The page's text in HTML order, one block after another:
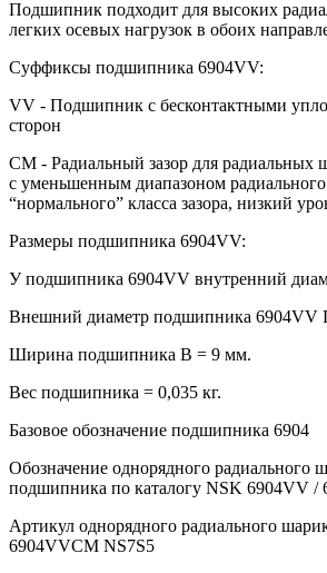
Подшипник подходит для высоких
легких осевых нагрузок в обоих
Суффиксы подшипника 6904VV:
VV - Подшипник с бесконтактными
сторон
CM - Радиальный зазор для радиальных
с уменьшенным диапазоном радиального
“нормального” класса зазора, низкий
Размеры подшипника 6904VV:
У подшипника 6904VV внутренний
Внешний диаметр подшипника 6904VV
Ширина подшипника B = 9 мм.
Вес подшипника = 0,035 кг.
Базовое обозначение подшипника 6904
Обозначение однорядного радиального
подшипника по каталогу NSK 6904VV /
Артикул однорядного радиального
6904VVCM NS7S5